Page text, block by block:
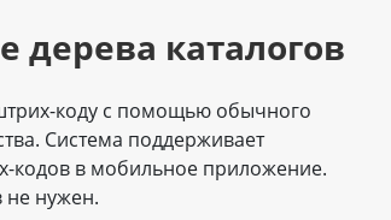
дерева каталогов
коду с помощью обычного
Система поддерживает
кодов в мобильное приложение.
не нужен.